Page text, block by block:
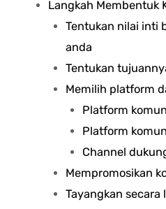
Langkah Membentuk
Tentukan nilai inti
anda
Tentukan
Memilih platform
Platform
Platform
Channel
Mempromosikan
Tayangkan